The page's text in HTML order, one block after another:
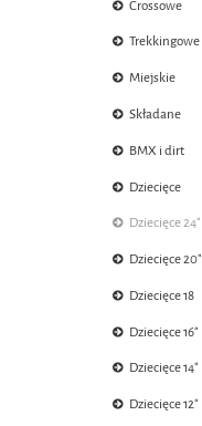
Crossowe
Trekkingowe
Miejskie
Składane
BMX i dirt
Dziecięce
Dziecięce 24"
Dziecięce 20"
Dziecięce 18
Dziecięce 16"
Dziecięce 14"
Dziecięce 12"